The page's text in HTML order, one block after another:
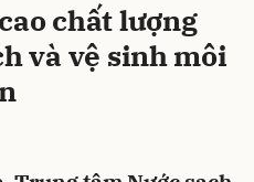
chất lượng
và vệ sinh môi